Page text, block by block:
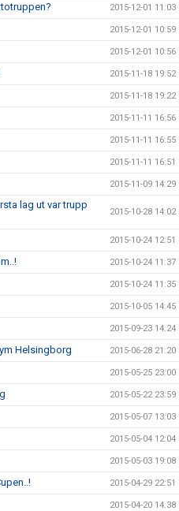
2015-12-01 11:03
2015-12-01 10:59
2015-12-01 10:56
2015-11-18 19:52
2015-11-18 19:22
2015-11-11 16:56
2015-11-11 16:55
2015-11-11 16:51
2015-11-09 14:29
lag ut var trupp
2015-10-28 14:02
2015-10-24 12:51
2015-10-24 11:37
2015-10-24 11:35
2015-10-05 14:45
2015-09-23 14:24
Helsingborg 2015-06-28 21:20
2015-05-25 23:00
2015-05-22 23:59
2015-05-07 13:03
2015-05-04 12:04
2015-05-03 19:08
2015-04-29 22:51
2015-04-20 14:38